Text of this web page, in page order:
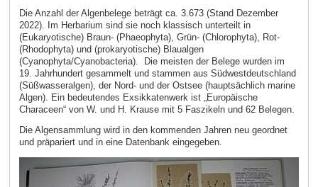
Die Anzahl der Algenbelege beträgt ca. 3.673 (Stand Dezember
2022). Im Herbarium sind sie noch klassisch unterteilt in
(Eukaryotische) Braun- (Phaeophyta), Grün- (Chlorophyta), Rot-
(Rhodophyta) und (prokaryotische) Blaualgen
(Cyanophyta/Cyanobacteria). Die meisten der Belege wurden im
19. Jahrhundert gesammelt und stammen aus Südwestdeutschland
(Süßwasseralgen), der Nord- und der Ostsee (hauptsächlich marine
Algen). Ein bedeutendes Exsikkatenwerk ist „Europäische
Characeen“ von W. und H. Krause mit 5 Faszikeln und 62 Belegen.
Die Algensammlung wird in den kommenden Jahren neu geordnet
und präpariert und in eine Datenbank eingegeben.